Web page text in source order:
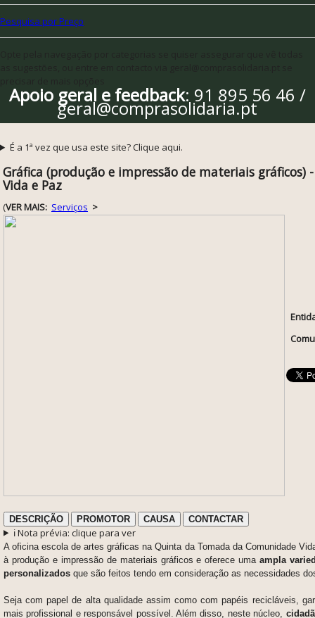
Pesquisa por Preço
Apoio geral e feedback: 91 895 56 46 /
geral@comprasolidaria.pt
É a 1ª vez que usa este site? Clique aqui.
Gráfica (produção e impressão de materiais gráficos)
Vida e Paz
(VER MAIS: Serviços >
DESCRIÇÃO PROMOTOR CAUSA CONTACTAR
ℹ️ Nota prévia: clique para ver
A oficina escola de artes gráficas na Quinta da Tomada da Comunidade
à ​​produção e impressão de materiais gráficos e oferece umaampla
personalizados que são feitos tendo em consideração as necessidades
Seja com papel de alta qualidade assim como com papéis recicláveis,
mais profissional e responsável possível. Além disso, neste núcleo,